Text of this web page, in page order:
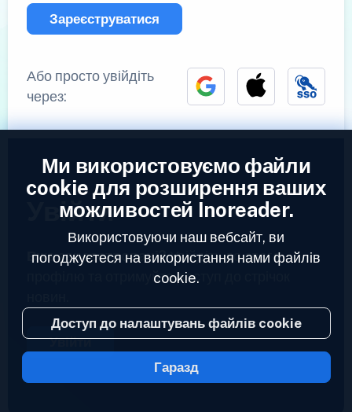
Зареєструватися
Або просто увійдіть
через:
Увійти
Вже зареєстровані?Увійдіть до свого
профілю та отримуйте доступ до стрічок
Увійти
2023 © Inoreader
Ми використовуємо файли
cookie для розширення ваших
можливостей Inoreader.
Використовуючи наш вебсайт, ви
погоджуєтеся на використання нами файлів
cookie.
Доступ до налаштувань файлів cookie
Гаразд